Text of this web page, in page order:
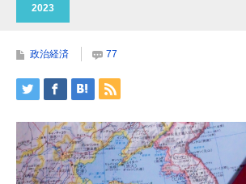
2023
政治経済 77